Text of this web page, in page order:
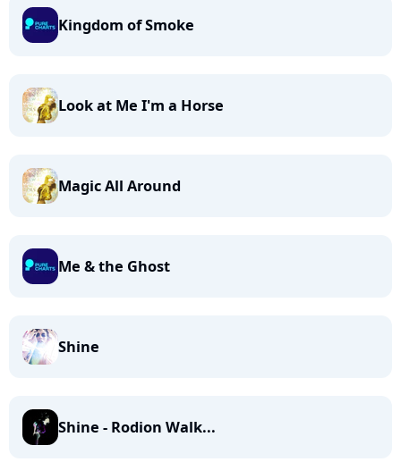
Kingdom of Smoke
Look at Me I'm a Horse
Magic All Around
Me & the Ghost
Shine
Shine - Rodion Walk...